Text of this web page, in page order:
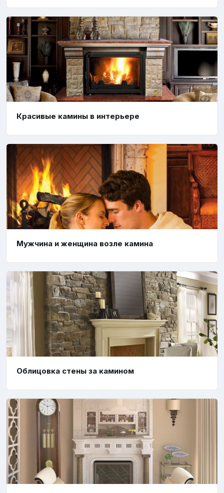
Красивые камины в интерьере
Мужчина и женщина возле камина
Облицовка стены за камином